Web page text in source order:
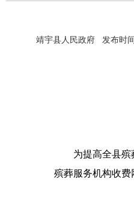
靖宇县人民政府 发布时
为提高全县殡葬
殡葬服务机构收费